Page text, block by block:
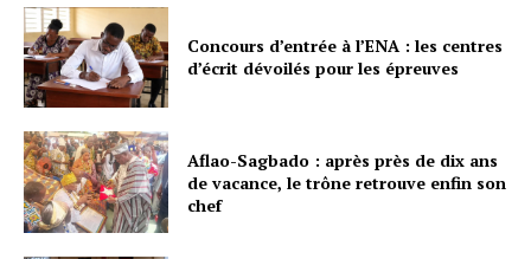
Concours d’entrée à l’ENA : les centres
d’écrit dévoilés pour les épreuves
Aflao-Sagbado : après près de dix ans
de vacance, le trône retrouve enfin son
chef